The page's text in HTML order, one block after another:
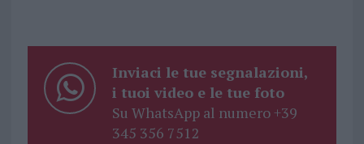
Inviaci le tue segnalazioni,
i tuoi video e le tue foto
Su WhatsApp al numero +39
345 356 7512